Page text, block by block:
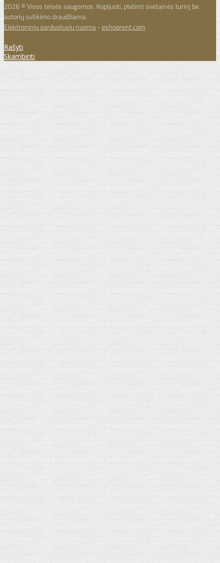
2026 © Visos teisės saugomos. Kopijuoti, platinti svetainės turinį be
autorių sutikimo draudžiama.
Elektroninių parduotuvių nuoma-eshoprent.com
Rašyti
Skambinti